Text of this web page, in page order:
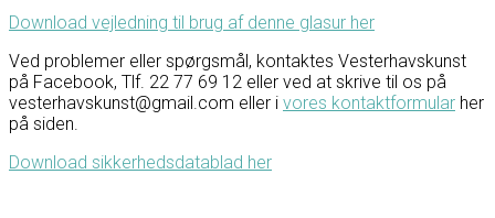
Download vejledning til brug af denne glasur her
Ved problemer eller spørgsmål, kontaktes Vesterhavskunst
på Facebook, Tlf. 22 77 69 12 eller ved at skrive til os på
vesterhavskunst@gmail.com eller i vores kontaktformular her
på siden.
Download sikkerhedsdatablad her